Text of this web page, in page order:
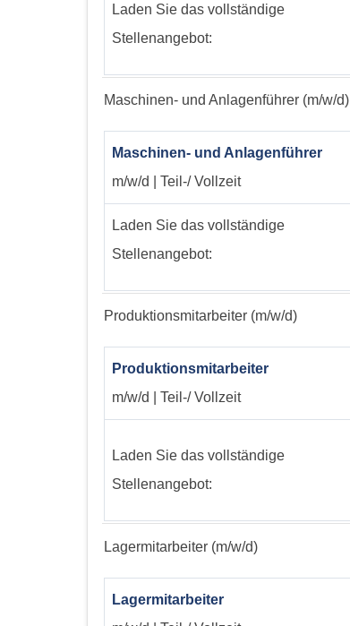
Laden Sie das vollständige
Stellenangebot:
Maschinen- und Anlagenführer (m/w/d)
Maschinen- und Anlagenführer
m/w/d | Teil-/ Vollzeit
Laden Sie das vollständige
Stellenangebot:
Produktionsmitarbeiter (m/w/d)
Produktionsmitarbeiter
m/w/d | Teil-/ Vollzeit
Laden Sie das vollständige
Stellenangebot:
Lagermitarbeiter (m/w/d)
Lagermitarbeiter